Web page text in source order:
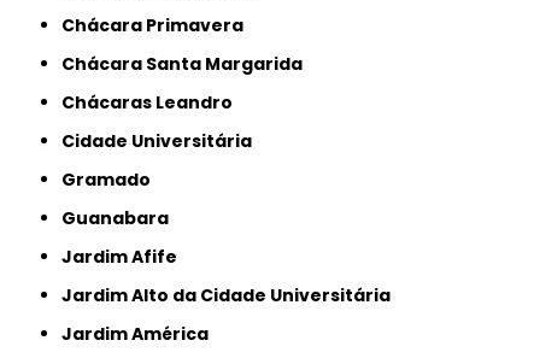
Chácara Primavera
Chácara Santa Margarida
Chácaras Leandro
Cidade Universitária
Gramado
Guanabara
Jardim Afife
Jardim Alto da Cidade Universitária
Jardim América